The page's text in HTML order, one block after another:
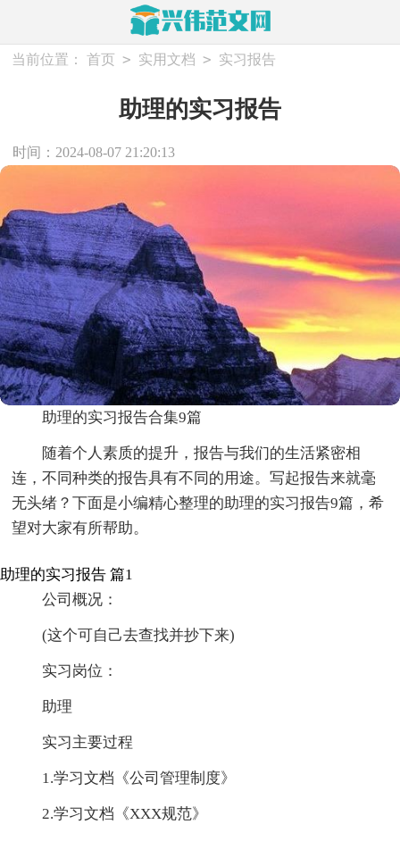
当前位置： 首页 > 实用文档 > 实习报告
助理的实习报告
时间：2024-08-07 21:20:13
助理的实习报告合集9篇
随着个人素质的提升，报告与我们的生活紧密相
连，不同种类的报告具有不同的用途。写起报告来就毫
无头绪？下面是小编精心整理的助理的实习报告9篇，希
望对大家有所帮助。
助理的实习报告 篇1
公司概况：
(这个可自己去查找并抄下来)
实习岗位：
助理
实习主要过程
1.学习文档《公司管理制度》
2.学习文档《XXX规范》